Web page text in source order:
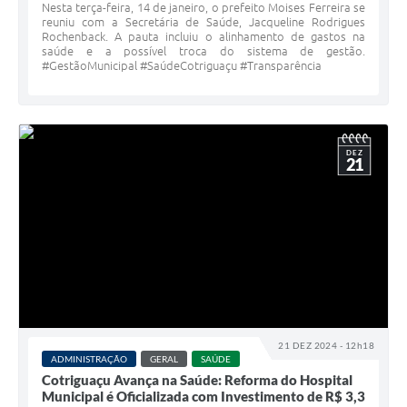
Nesta terça-feira, 14 de janeiro, o prefeito Moises Ferreira se
reuniu com a Secretária de Saúde, Jacqueline Rodrigues
Rochenback. A pauta incluiu o alinhamento de gastos na
saúde e a possível troca do sistema de gestão.
#GestãoMunicipal #SaúdeCotriguaçu #Transparência
21 DEZ 2024 - 12h18
DEZ
21
ADMINISTRAÇÃO GERAL SAÚDE
Cotriguaçu Avança na Saúde: Reforma do Hospital
Municipal é Oficializada com Investimento de R$ 3,3